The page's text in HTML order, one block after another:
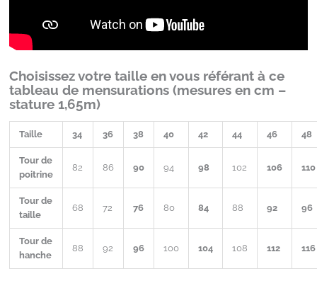
Choisissez votre taille en vous référant à ce
tableau de mensurations (mesures en cm –
stature 1,65m)
Taille 34 36 38 40 42 44 46 48
Tour de
poitrine
82 86 90 94 98 102 106 110
Tour de
taille
68 72 76 80 84 88 92 96
Tour de
hanche
88 92 96 100 104 108 112 116